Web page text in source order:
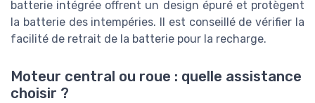
batterie intégrée offrent un design épuré et protègent
la batterie des intempéries. Il est conseillé de vérifier la
facilité de retrait de la batterie pour la recharge.
Moteur central ou roue : quelle assistance
choisir ?